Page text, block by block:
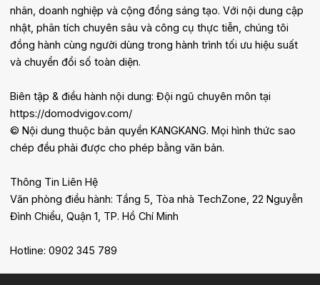
nhân, doanh nghiệp và cộng đồng sáng tạo. Với nội dung cập
nhật, phân tích chuyên sâu và công cụ thực tiễn, chúng tôi
đồng hành cùng người dùng trong hành trình tối ưu hiệu suất
và chuyển đổi số toàn diện.
Biên tập & điều hành nội dung: Đội ngũ chuyên môn tại
https://domodvigov.com/
© Nội dung thuộc bản quyền KANGKANG. Mọi hình thức sao
chép đều phải được cho phép bằng văn bản.
Thông Tin Liên Hệ
Văn phòng điều hành: Tầng 5, Tòa nhà TechZone, 22 Nguyễn
Đình Chiểu, Quận 1, TP. Hồ Chí Minh
Hotline: 0902 345 789